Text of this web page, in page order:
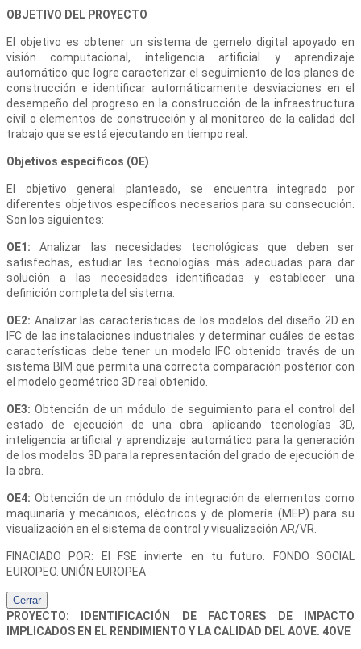
OBJETIVO DEL PROYECTO
El objetivo es obtener un sistema de gemelo digital apoyado en
visión computacional, inteligencia artificial y aprendizaje
automático que logre caracterizar el seguimiento de los planes de
construcción e identificar automáticamente desviaciones en el
desempeño del progreso en la construcción de la infraestructura
civil o elementos de construcción y al monitoreo de la calidad del
trabajo que se está ejecutando en tiempo real.
Objetivos específicos (OE)
El objetivo general planteado, se encuentra integrado por
diferentes objetivos específicos necesarios para su consecución.
Son los siguientes:
OE1: Analizar las necesidades tecnológicas que deben ser
satisfechas, estudiar las tecnologías más adecuadas para dar
solución a las necesidades identificadas y establecer una
definición completa del sistema.
OE2: Analizar las características de los modelos del diseño 2D en
IFC de las instalaciones industriales y determinar cuáles de estas
características debe tener un modelo IFC obtenido través de un
sistema BIM que permita una correcta comparación posterior con
el modelo geométrico 3D real obtenido.
OE3: Obtención de un módulo de seguimiento para el control del
estado de ejecución de una obra aplicando tecnologías 3D,
inteligencia artificial y aprendizaje automático para la generación
de los modelos 3D para la representación del grado de ejecución de
la obra.
OE4: Obtención de un módulo de integración de elementos como
maquinaría y mecánicos, eléctricos y de plomería (MEP) para su
visualización en el sistema de control y visualización AR/VR.
FINACIADO POR: El FSE invierte en tu futuro. FONDO SOCIAL
EUROPEO. UNIÓN EUROPEA
Cerrar
PROYECTO: IDENTIFICACIÓN DE FACTORES DE IMPACTO
IMPLICADOS EN EL RENDIMIENTO Y LA CALIDAD DEL AOVE. 4OVE